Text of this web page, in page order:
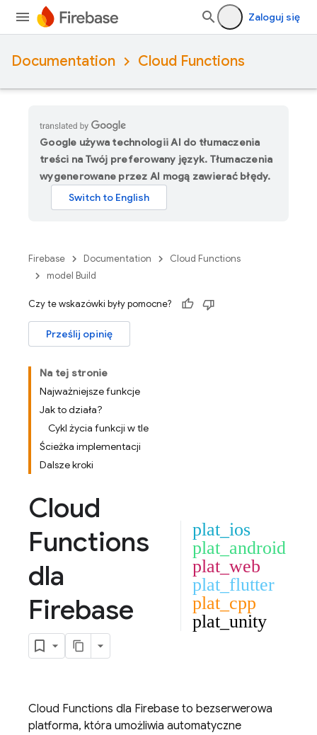
Zaloguj się
Documentation Cloud Functions
Google używa technologii AI do tłumaczenia
treści na Twój preferowany język. Tłumaczenia
wygenerowane przez AI mogą zawierać błędy.
Firebase Documentation
Cloud Functions
model Build
Czy te wskazówki były pomocne?
Prześlij opinię
Na tej stronie
Najważniejsze funkcje
Jak to działa?
Cykl życia funkcji w tle
Ścieżka implementacji
Dalsze kroki
Cloud
Functions
dla
Firebase
plat_ios
plat_android
plat_web
plat_flutter
plat_cpp
plat_unity
Cloud Functions dla Firebase to bezserwerowa
platforma, która umożliwia automatyczne